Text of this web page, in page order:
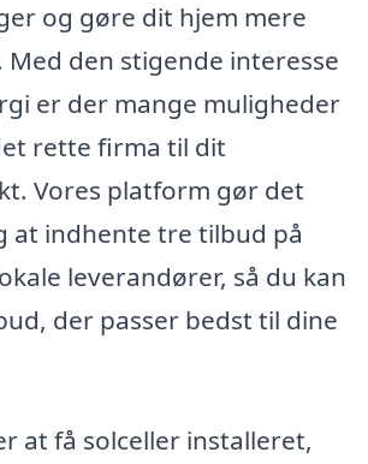
og gøre dit hjem mere
den stigende interesse
er der mange muligheder
rette firma til dit
Vores platform gør det
at indhente tre tilbud på
leverandører, så du kan
der passer bedst til dine
at få solceller installeret,